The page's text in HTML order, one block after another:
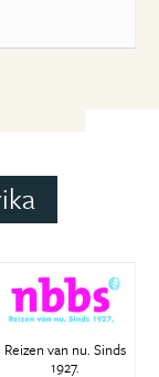
Reizen van nu. Sinds
1927.